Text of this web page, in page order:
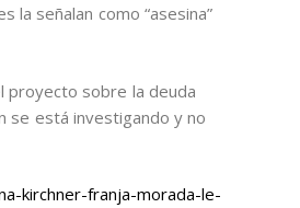
la señalan como “asesina”
proyecto sobre la deuda
se está investigando y no
kirchner-franja-morada-le-